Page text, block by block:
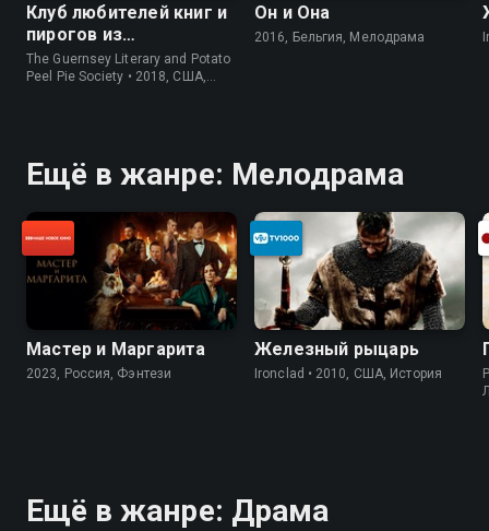
Клуб любителей книг и
пирогов из
картофельных
очистков
The Guernsey Literary and Potato
Peel Pie Society • 2018, США,
Он и Она
2016, Бельгия, Мелодрама
Ещё в жанре: Мелодрама
Мастер и Маргарита
2023, Россия, Фэнтези
Железный рыцарь
Ironclad • 2010, США, История
Ещё в жанре: Драма